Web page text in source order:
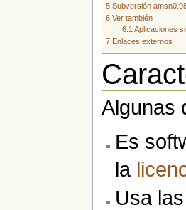
5 Subversión
6 Ver también
6.1 Aplicaciones
7 Enlaces externos
Algunas
Es
la
Usa las